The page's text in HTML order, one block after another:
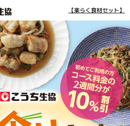
【楽らく食材セット】